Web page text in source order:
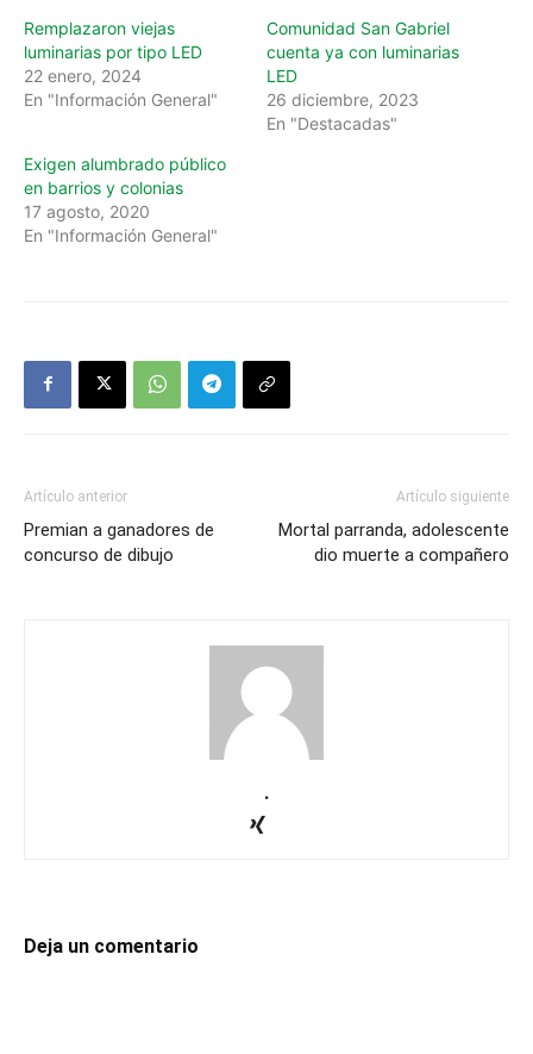
Remplazaron viejas
luminarias por tipo LED
22 enero, 2024
En "Información General"
Comunidad San Gabriel
cuenta ya con luminarias
LED
26 diciembre, 2023
En "Destacadas"
Exigen alumbrado público
en barrios y colonias
17 agosto, 2020
En "Información General"
Artículo anterior
Premian a ganadores de
concurso de dibujo
Artículo siguiente
Mortal parranda, adolescente
dio muerte a compañero
.
Deja un comentario